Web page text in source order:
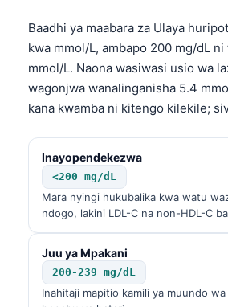
Baadhi ya maabara za Ulaya
kwa mmol/L, ambapo 200 mg/dL
mmol/L. Naona wasiwasi usio wa
wagonjwa wanalinganisha 5.4
kana kwamba ni kitengo kilekile;
Inayopendekezwa
<200 mg/dL
Mara nyingi hukubalika kwa watu
ndogo, lakini LDL-C na non-HDL-C
Juu ya Mpakani
200-239 mg/dL
Inahitaji mapitio kamili ya muundo